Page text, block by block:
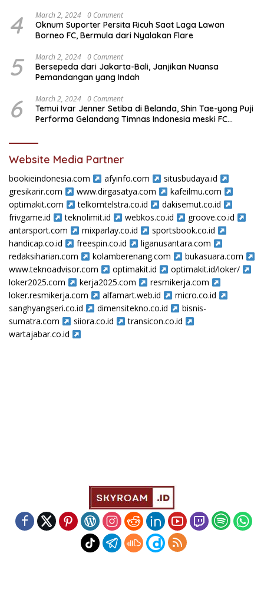
4 March 2, 2024 0 Comment
Oknum Suporter Persita Ricuh Saat Laga Lawan
Borneo FC, Bermula dari Nyalakan Flare
5 March 2, 2024 0 Comment
Bersepeda dari Jakarta-Bali, Janjikan Nuansa
Pemandangan yang Indah
6 March 2, 2024 0 Comment
Temui Ivar Jenner Setiba di Belanda, Shin Tae-yong Puji
Performa Gelandang Timnas Indonesia meski FC
Website Media Partner
bookieindonesia.com afyinfo.com
situsbudaya.id
gresikarir.com
www.dirgasatya.com
kafeilmu.com
optimakit.com
telkomtelstra.co.id
dakisemut.co.id
frivgame.id
teknolimit.id webkos.co.id
groove.co.id
antarsport.com
mixparlay.co.id
sportsbook.co.id
handicap.co.id
freespin.co.id
liganusantara.com
redaksiharian.com
kolamberenang.com
bukasuara.com
www.teknoadvisor.com
optimakit.id
optimakit.id/loker/
loker2025.com
kerja2025.com
resmikerja.com
loker.resmikerja.com
alfamart.web.id
micro.co.id
sanghyangseri.co.id
dimensitekno.co.id
bisnis-
sumatra.com
siiora.co.id
transicon.co.id
wartajabar.co.id